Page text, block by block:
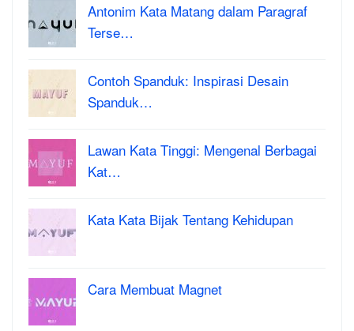
Antonim Kata Matang dalam Paragraf
Terse…
Contoh Spanduk: Inspirasi Desain
Spanduk…
Lawan Kata Tinggi: Mengenal Berbagai
Kat…
Kata Kata Bijak Tentang Kehidupan
Cara Membuat Magnet